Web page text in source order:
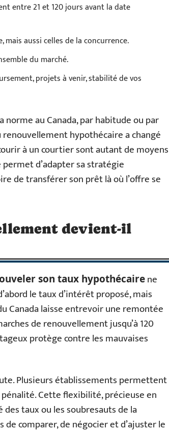
entre 21 et 120 jours avant la date
aussi celles de la concurrence.
du marché.
projets à venir, stabilité de vos
au Canada, par habitude ou par
hypothécaire a changé
à un courtier sont autant de moyens
d’adapter sa stratégie
de transférer son prêt là où l’offre se
devient-il
son taux hypothécairene
le taux d’intérêt proposé, mais
Canada laisse entrevoir une remontée
de renouvellement jusqu’à 120
protège contre les mauvaises
Plusieurs établissements permettent
Cette flexibilité, précieuse en
taux ou les soubresauts de la
comparer, de négocier et d’ajuster le